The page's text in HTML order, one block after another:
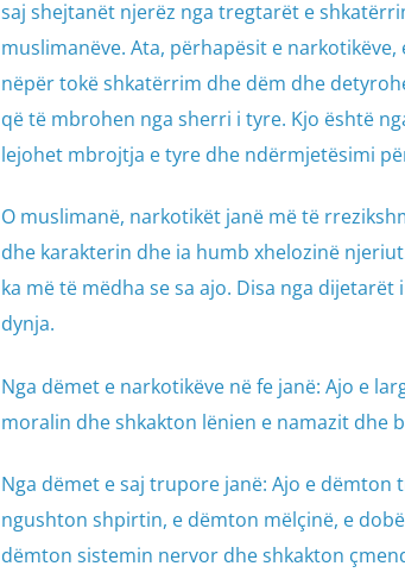
saj shejtanët njerëz nga tregtarët e
muslimanëve. Ata, përhapësit e
nëpër tokë shkatërrim dhe dëm dhe
që të mbrohen nga sherri i tyre. Kjo është
lejohet mbrojtja e tyre dhe ndërmjetësimi
O muslimanë, narkotikët janë më të
dhe karakterin dhe ia humb xhelozinë
ka më të mëdha se sa ajo. Disa nga
dynja.
Nga dëmet e narkotikëve në fe janë: Ajo e
moralin dhe shkakton lënien e namazit dhe
Nga dëmet e saj trupore janë: Ajo e
ngushton shpirtin, e dëmton mëlçinë, e
dëmton sistemin nervor dhe shkakton